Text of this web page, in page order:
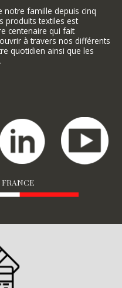
notre famille depuis cinq
produits textiles est
centenaire qui fait
à travers nos différents
quotidien ainsi que les